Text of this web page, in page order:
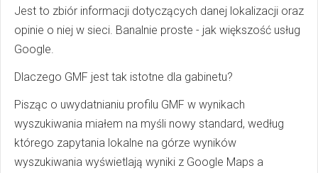
Jest to zbiór informacji dotyczących danej lokalizacji oraz
opinie o niej w sieci. Banalnie proste - jak większość usług
Google.
Dlaczego GMF jest tak istotne dla gabinetu?
Pisząc o uwydatnianiu profilu GMF w wynikach
wyszukiwania miałem na myśli nowy standard, według
którego zapytania lokalne na górze wyników
wyszukiwania wyświetlają wyniki z Google Maps a